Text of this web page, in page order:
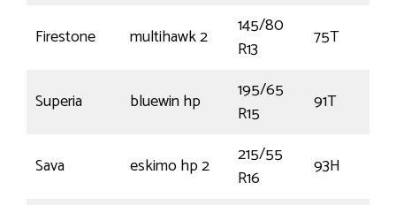
Firestone multihawk 2
145/80
R13
75T
Superia bluewin hp
195/65
R15
91T
Sava eskimo hp 2
215/55
R16
93H